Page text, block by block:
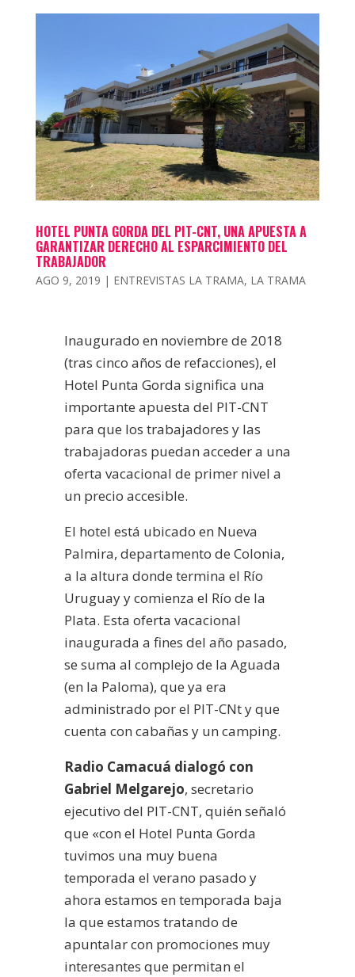
HOTEL PUNTA GORDA DEL PIT-CNT, UNA APUESTA A
GARANTIZAR DERECHO AL ESPARCIMIENTO DEL
TRABAJADOR
AGO 9, 2019 | ENTREVISTAS LA TRAMA, LA TRAMA
Inaugurado en noviembre de 2018
(tras cinco años de refacciones), el
Hotel Punta Gorda significa una
importante apuesta del PIT-CNT
para que los trabajadores y las
trabajadoras puedan acceder a una
oferta vacacional de primer nivel a
un precio accesible.
El hotel está ubicado en Nueva
Palmira, departamento de Colonia,
a la altura donde termina el Río
Uruguay y comienza el Río de la
Plata. Esta oferta vacacional
inaugurada a fines del año pasado,
se suma al complejo de la Aguada
(en la Paloma), que ya era
administrado por el PIT-CNt y que
cuenta con cabañas y un camping.
Radio Camacuá dialogó con
Gabriel Melgarejo, secretario
ejecutivo del PIT-CNT, quién señaló
que «con el Hotel Punta Gorda
tuvimos una muy buena
temporada el verano pasado y
ahora estamos en temporada baja
la que estamos tratando de
apuntalar con promociones muy
interesantes que permitan el